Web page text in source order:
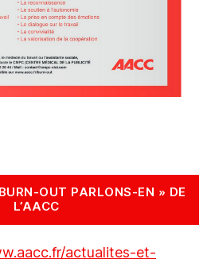
OUT PARLONS-EN » DE
L’AACC
actualites-et-